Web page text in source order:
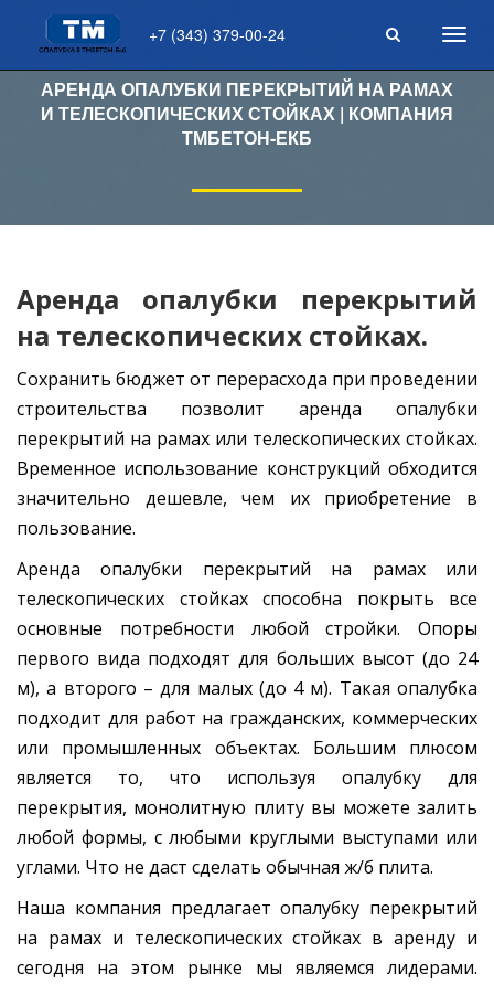
+7 (343) 379-00-24
АРЕНДА ОПАЛУБКИ ПЕРЕКРЫТИЙ НА РАМАХ
И ТЕЛЕСКОПИЧЕСКИХ СТОЙКАХ | КОМПАНИЯ
ТМБЕТОН-ЕКБ
Аренда опалубки перекрытий
на телескопических стойках.
Сохранить бюджет от перерасхода при проведении
строительства позволит аренда опалубки
перекрытий на рамах или телескопических стойках.
Временное использование конструкций обходится
значительно дешевле, чем их приобретение в
пользование.
Аренда опалубки перекрытий на рамах или
телескопических стойках способна покрыть все
основные потребности любой стройки. Опоры
первого вида подходят для больших высот (до 24
м), а второго – для малых (до 4 м). Такая опалубка
подходит для работ на гражданских, коммерческих
или промышленных объектах. Большим плюсом
является то, что используя опалубку для
перекрытия, монолитную плиту вы можете залить
любой формы, с любыми круглыми выступами или
углами. Что не даст сделать обычная ж/б плита.
Наша компания предлагает опалубку перекрытий
на рамах и телескопических стойках в аренду и
сегодня на этом рынке мы являемся лидерами.